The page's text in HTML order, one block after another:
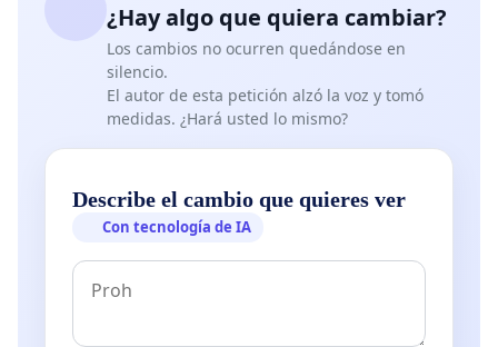
¿Hay algo que quiera cambiar?
Los cambios no ocurren quedándose en
silencio.
El autor de esta petición alzó la voz y tomó
medidas. ¿Hará usted lo mismo?
Describe el cambio que quieres ver
Con tecnología de IA